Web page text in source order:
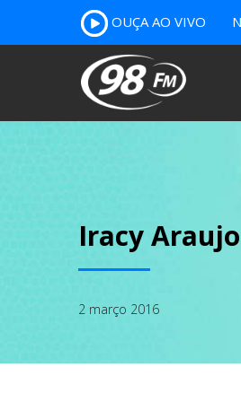
OUÇA AO VIVO
Iracy
2 março 2016